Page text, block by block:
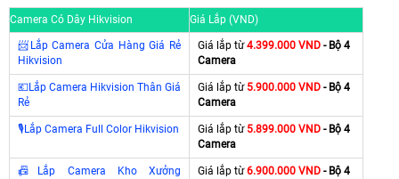
Camera Có Dây Hikvision Giá Lắp (VND)
📨Lắp Camera Cửa Hàng Giá Rẻ
Hikvision
Giá lắp từ4.399.000 VND - Bộ 4
Camera
💶Lắp Camera Hikvision Thân Giá
Rẻ
Giá lắp từ 5.900.000 VND - Bộ 4
Camera
🎙Lắp Camera Full Color Hikvision Giá lắp từ 5.899.000 VND - Bộ 4
Camera
📠
Lắp Camera Kho Xưởng
Giá lắp từ6.900.000 VND - Bộ 4